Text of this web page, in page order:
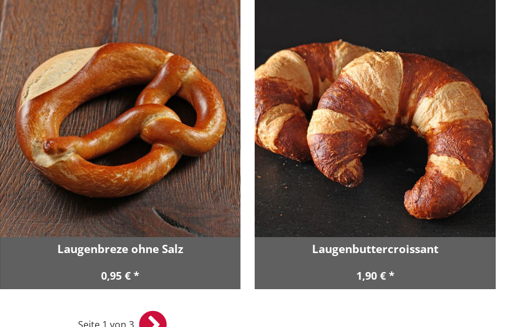
Laugenbreze ohne Salz
0,95 € *
Laugenbuttercroissant
1,90 € *